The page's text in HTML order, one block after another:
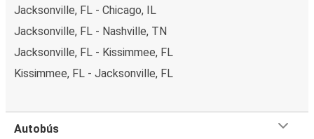
Jacksonville, FL - Chicago, IL
Jacksonville, FL - Nashville, TN
Jacksonville, FL - Kissimmee, FL
Kissimmee, FL - Jacksonville, FL
Autobús